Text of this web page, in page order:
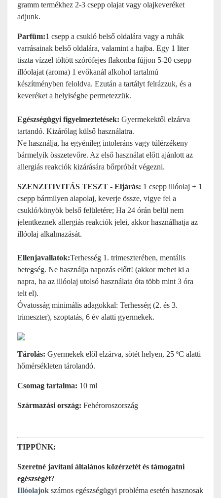
gramm termékhez 2-3 csepp olajat vagy olajkeveréket
adjunk.
Parfüm:1 csepp a csukló belső oldalára vagy a ruhák
varrásainak belső oldalára, valamint a hajba. Egy 1 liter
tiszta vízzel töltött szórófejes flakonba fújjon 5-20 csepp
illóolajat (aroma) 1 evőkanál alkohol tartalmú
készítményben feloldva. Ezután a tartályt felrázzuk, és a
keveréket a helyiségbe permetezzük.
Egészségügyi figyelmeztetések: Gyermekektől elzárva
tartandó. Kizárólag külső használatra.
Ne használja, ha egyénileg intoleráns vagy túlérzékeny
bármelyik összetevőre. Az első használat előtt ajánlott az
allergiás reakciók kizárására bőrpróbát végezni.
SZENZITIVITÁS TESZT - Eljárás: 1 csepp illóolaj + 1
csepp bármilyen alapolaj, keverje össze, vigye fel a
csukló/könyök belső felületére; Ha 24 órán belül nem
jelentkeznek allergiás reakciók jelei, akkor használhatja az
illóolaj alkalmazását.
Ellenjavallatok:Terhesség 1. trimeszterében, mentális
betegség. Ne használja napozás előtt! (akkor mehet ki a
napra, ha az illóolaj utolsó használata óta több mint 3 óra
telt el).
Óvatosság minimális adagokkal: Terhesség (2. és 3.
trimeszter), szoptatás, 6 év alatti gyermekek.
Tárolás: Gyermekek elől elzárva, sötét helyen, 25 ºC alatti
hőmérsékleten tárolandó.
Csomag tartalma: 10 ml
Származási ország: Fehéroroszország
TIPPÜNK:
Szeretné javítani általános közérzetét és támogatni
egészségét?
Illóolajok számos egészségügyi probléma esetén hasznosak